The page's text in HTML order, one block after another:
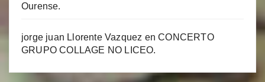
Ourense.
jorge juan Llorente Vazquez enCONCERTO
GRUPO COLLAGE NO LICEO.